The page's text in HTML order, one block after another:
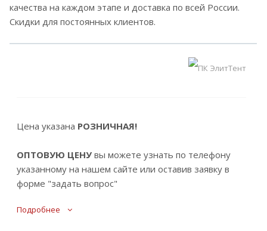
качества на каждом этапе и доставка по всей России.
Скидки для постоянных клиентов.
Цена указана РОЗНИЧНАЯ!
ОПТОВУЮ ЦЕНУ вы можете узнать по телефону
указанному на нашем сайте или оставив заявку в
форме "задать вопрос"
Подробнее